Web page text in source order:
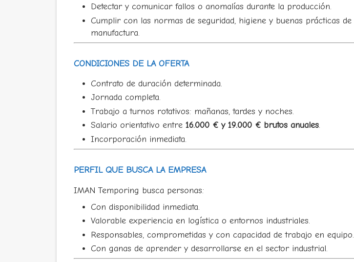
Detectar y comunicar fallos o anomalías durante la producción.
Cumplir con las normas de seguridad, higiene y buenas prácticas de
manufactura.
CONDICIONES DE LA OFERTA
Contrato de duración determinada.
Jornada completa.
Trabajo a turnos rotativos: mañanas, tardes y noches.
Salario orientativo entre 16.000 € y 19.000 € brutos anuales.
Incorporación inmediata.
PERFIL QUE BUSCA LA EMPRESA
IMAN Temporing busca personas:
Con disponibilidad inmediata.
Valorable experiencia en logística o entornos industriales.
Responsables, comprometidas y con capacidad de trabajo en equipo.
Con ganas de aprender y desarrollarse en el sector industrial.